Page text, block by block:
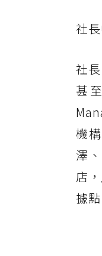
社
社
甚
機
澤
店
據點